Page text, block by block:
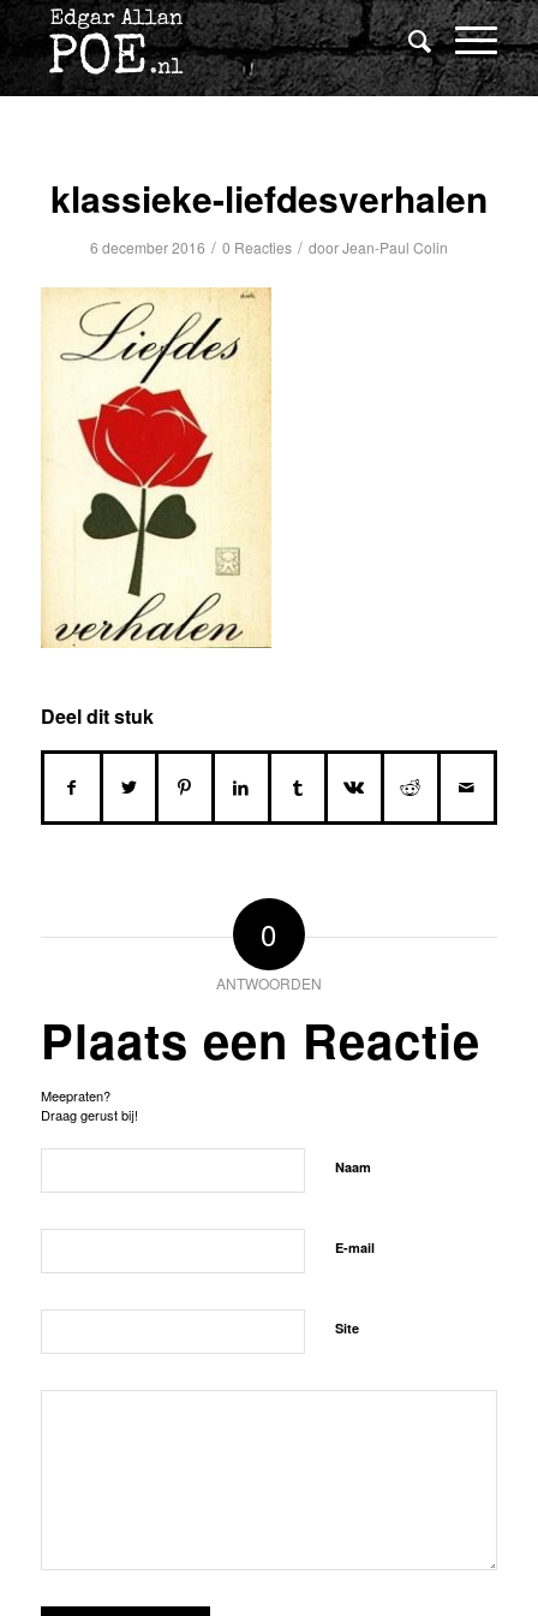
klassieke-liefdesverhalen
6 december 2016 / 0 Reacties / doorJean-Paul Colin
Deel dit stuk
0
ANTWOORDEN
Plaats een Reactie
Meepraten?
Draag gerust bij!
Naam
E-mail
Site